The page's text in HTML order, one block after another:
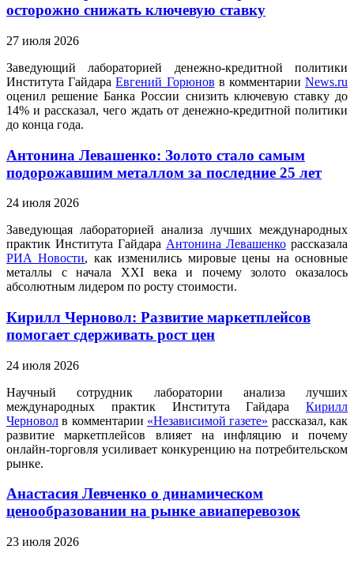
осторожно снижать ключевую ставку
27 июля 2026
Заведующий лабораторией денежно-кредитной политики
Института ГайдараЕвгений Горюнов в комментарииNews.ru
оценил решение Банка России снизить ключевую ставку до
14% и рассказал, чего ждать от денежно-кредитной политики
до конца года.
Антонина Левашенко: Золото стало самым
подорожавшим металлом за последние 25 лет
24 июля 2026
Заведующая лабораторией анализа лучших международных
практик Института Гайдара Антонина Левашенко рассказала
РИА Новости, как изменились мировые цены на основные
металлы с начала XXI века и почему золото оказалось
абсолютным лидером по росту стоимости.
Кирилл Черновол: Развитие маркетплейсов
помогает сдерживать рост цен
24 июля 2026
Научный сотрудник лаборатории анализа лучших
международных практик Института Гайдара Кирилл
Черновол в комментарии «Независимой газете» рассказал, как
развитие маркетплейсов влияет на инфляцию и почему
онлайн-торговля усиливает конкуренцию на потребительском
рынке.
Анастасия Левченко о динамическом
ценообразовании на рынке авиаперевозок
23 июля 2026